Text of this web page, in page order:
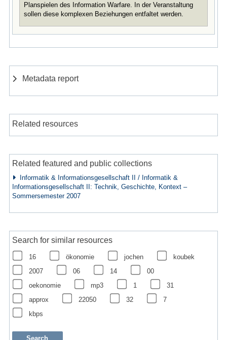
Planspielen des Information Warfare. In der Veranstaltung
sollen diese komplexen Beziehungen entfaltet werden.
Metadata report
Related resources
Related featured and public collections
Informatik & Informationsgesellschaft II / Informatik &
Informationsgesellschaft II: Technik, Geschichte, Kontext –
Sommersemester 2007
Search for similar resources
16 ökonomie jochen
koubek
2007
06 14
00
oekonomie
mp3 1
31
approx
22050 32
7
kbps